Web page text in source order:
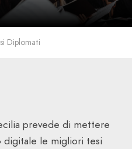
Diplomati
prevede di mettere
digitale le migliori tesi